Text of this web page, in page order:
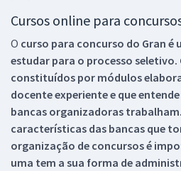
Cursos online para
O curso para concurso do Gran é
estudar para o processo seletivo.
constituídos por módulos
docente experiente e que
bancas organizadoras
características das bancas que
organização de concursos é
uma tem a sua forma de